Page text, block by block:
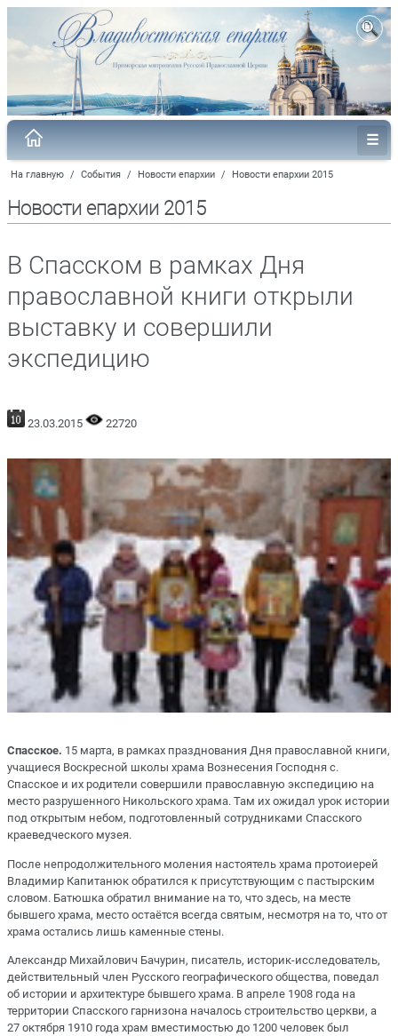
На главную / События / Новости епархии / Новости епархии 2015
Новости епархии 2015
В Спасском в рамках Дня
православной книги открыли
выставку и совершили
экспедицию
23.03.2015 22720
Спасское. 15 марта, в рамках празднования Дня православной книги,
учащиеся Воскресной школы храма Вознесения Господня с.
Спасское и их родители совершили православную экспедицию на
место разрушенного Никольского храма. Там их ожидал урок истории
под открытым небом, подготовленный сотрудниками Спасского
краеведческого музея.
После непродолжительного моления настоятель храма протоиерей
Владимир Капитанюк обратился к присутствующим с пастырским
словом. Батюшка обратил внимание на то, что здесь, на месте
бывшего храма, место остаётся всегда святым, несмотря на то, что от
храма остались лишь каменные стены.
Александр Михайлович Бачурин, писатель, историк-исследователь,
действительный член Русского географического общества, поведал
об истории и архитектуре бывшего храма. В апреле 1908 года на
территории Спасского гарнизона началось строительство церкви, а
27 октября 1910 года храм вместимостью до 1200 человек был